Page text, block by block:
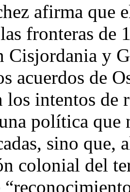
afirma que
fronteras de
Cisjordania y
acuerdos de
los intentos
política que
sino
colonial del